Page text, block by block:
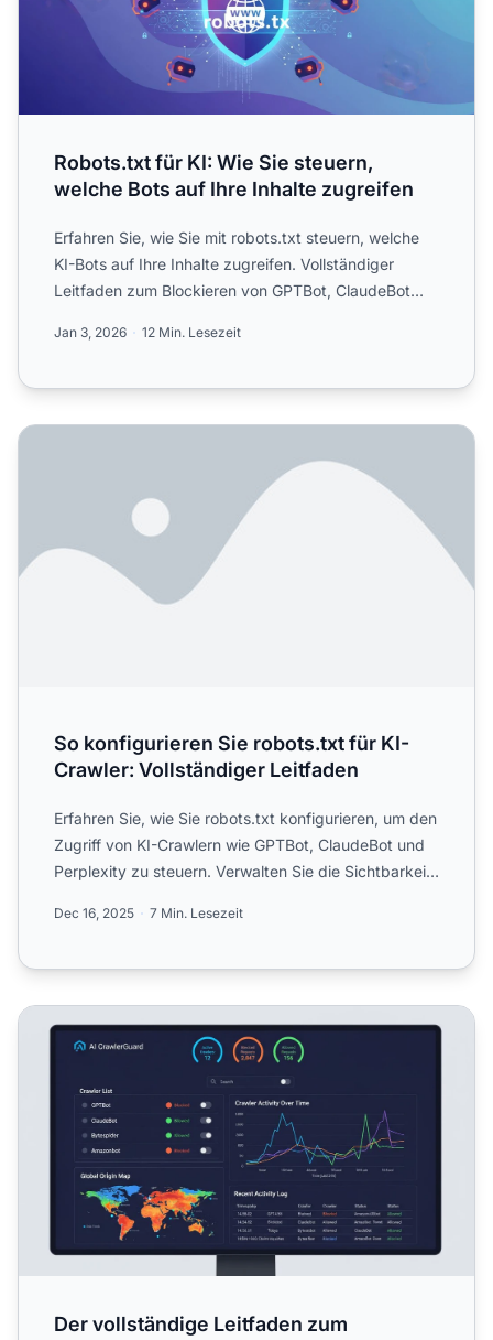
Robots.txt für KI: Wie Sie steuern,
welche Bots auf Ihre Inhalte zugreifen
Erfahren Sie, wie Sie mit robots.txt steuern, welche
KI-Bots auf Ihre Inhalte zugreifen. Vollständiger
Leitfaden zum Blockieren von GPTBot, ClaudeBot
Jan 3, 2026 12 Min. Lesezeit
So konfigurieren Sie robots.txt für KI-Crawler:
So konfigurieren Sie robots.txt für KI-
Crawler: Vollständiger Leitfaden
Erfahren Sie, wie Sie robots.txt konfigurieren, um den
Zugriff von KI-Crawlern wie GPTBot, ClaudeBot und
Perplexity zu steuern. Verwalten Sie die Sichtbarkeit
Dec 16, 2025 7 Min. Lesezeit
Der vollständige Leitfaden zum Blockieren (oder
Der vollständige Leitfaden zum